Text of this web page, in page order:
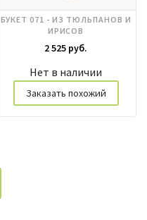
БУКЕТ 071 - ИЗ ТЮЛЬПАНОВ И
ИРИСОВ
2 525 руб.
Нет в наличии
Заказать похожий